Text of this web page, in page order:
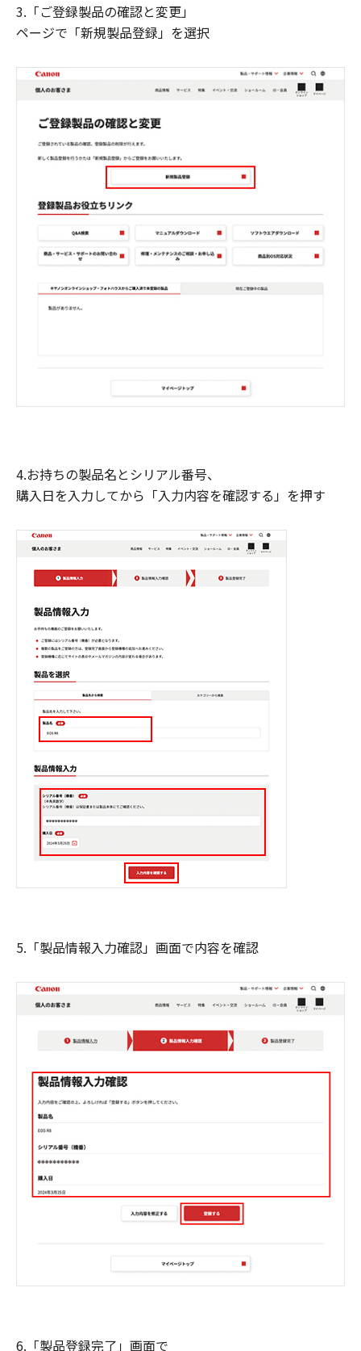
3.「ご登録製品の確認と変更」
ページで「新規製品登録」を選択
4.お持ちの製品名とシリアル番号、
購入日を入力してから「入力内容を確認する」を押す
5.「製品情報入力確認」画面で内容を確認
6.「製品登録完了」画面で